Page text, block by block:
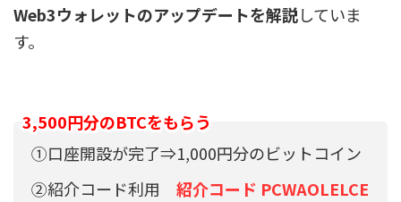
Web3ウォレットのアップデートを解説していま
す。
3,500円分のBTCをもらう
①口座開設が完了⇒1,000円分のビットコイン
②紹介コード利用 紹介コード PCWAOLELCE